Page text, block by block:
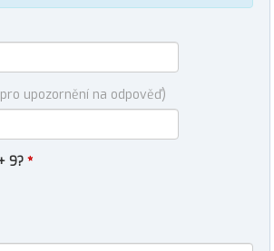
upozornění na odpověď)
9? *